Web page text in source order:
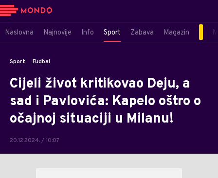
Naslovna Najnovije Info Sport Zabava Magazin
Sport Fudbal
Cijeli život kritikovao Deju, a
sad i Pavlovića: Kapelo oštro o
očajnoj situaciji u Milanu!
20.12.2024. / 10:07